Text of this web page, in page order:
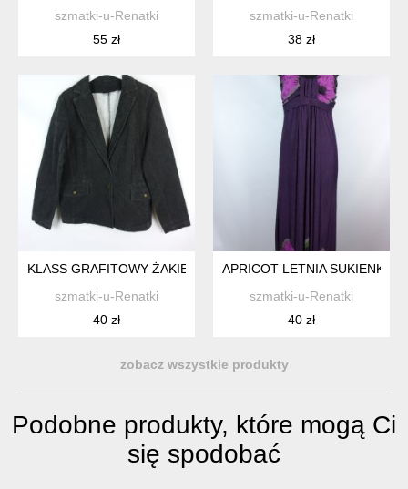
szmatki-u-Renatki
55 zł
szmatki-u-Renatki
38 zł
KLASS GRAFITOWY ŻAKIET A'LA JEANS 18 / 44
szmatki-u-Renatki
40 zł
APRICOT LETNIA SUKIENKA
szmatki-u-Renatki
40 zł
zobacz wszystkie produkty
Podobne produkty, które mogą Ci
się spodobać